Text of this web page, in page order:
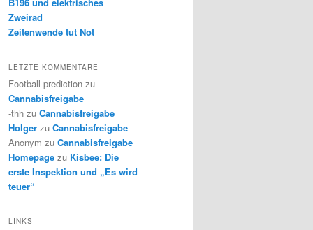
B196 und elektrisches
Zweirad
Zeitenwende tut Not
LETZTE KOMMENTARE
Football prediction zu
Cannabisfreigabe
-thh zu Cannabisfreigabe
Holger zu Cannabisfreigabe
Anonym zu Cannabisfreigabe
Homepage zu Kisbee: Die
erste Inspektion und „Es wird
teuer“
LINKS